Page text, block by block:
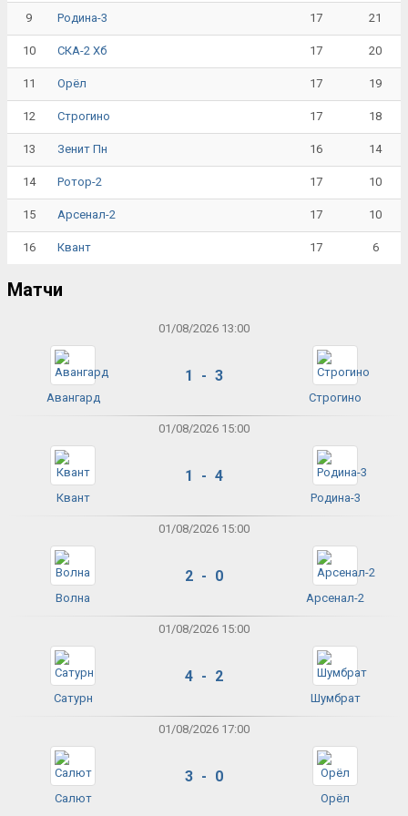
9 Родина-3 17 21
10 СКА-2 Хб 17 20
11 Орёл 17 19
12 Строгино 17 18
13 Зенит Пн 16 14
14 Ротор-2 17 10
15 Арсенал-2 17 10
16 Квант 17 6
Матчи
01/08/2026 13:00
Авангард
1 - 3
Строгино
01/08/2026 15:00
Квант
1 - 4
Родина-3
01/08/2026 15:00
Волна
2 - 0
Арсенал-2
01/08/2026 15:00
Сатурн
4 - 2
Шумбрат
01/08/2026 17:00
Салют
3 - 0
Орёл